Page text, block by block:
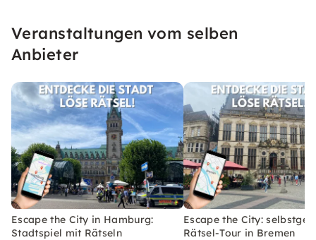
Veranstaltungen vom selben
Anbieter
Escape the City in Hamburg:
Stadtspiel mit Rätseln
Escape the City:
Rätsel-Tour in Bremen